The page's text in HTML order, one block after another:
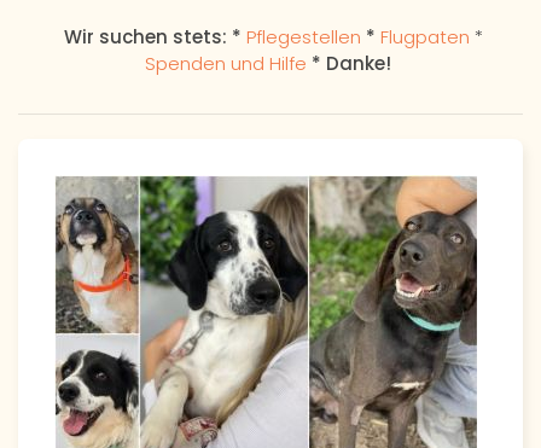
Wir suchen stets: * Pflegestellen * Flugpaten *
Spenden und Hilfe * Danke!